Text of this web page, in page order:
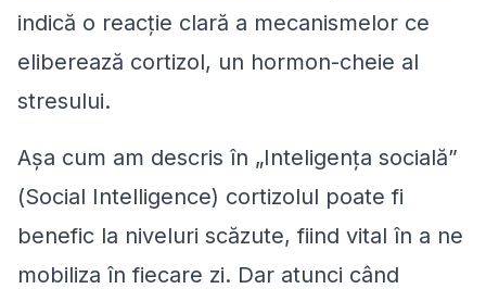
indică o reacție clară a mecanismelor ce
eliberează cortizol, un hormon-cheie al
stresului.
Așa cum am descris în „Inteligența socială”
(Social Intelligence) cortizolul poate fi
benefic la niveluri scăzute, fiind vital în a ne
mobiliza în fiecare zi. Dar atunci când